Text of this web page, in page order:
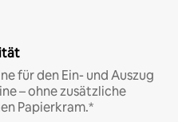
für den Ein- und Auszug
– ohne zusätzliche
Papierkram.*